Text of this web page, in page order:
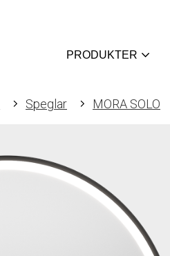
PRODUKTER
Speglar MORA SOLO